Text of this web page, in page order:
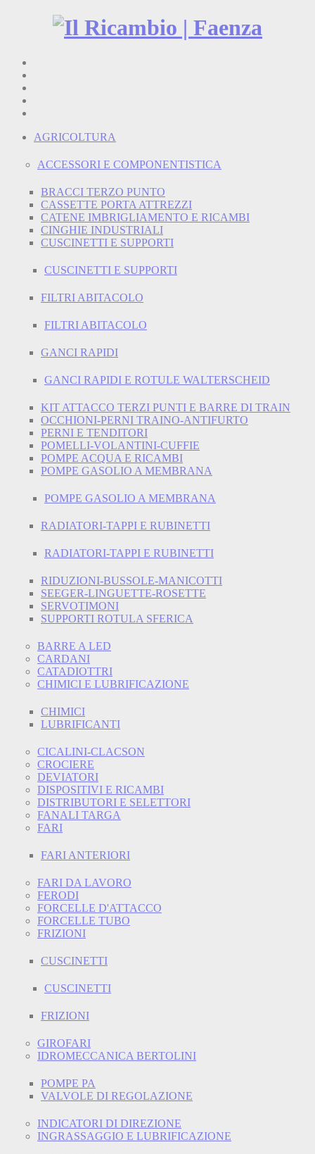
AGRICOLTURA
ACCESSORI E COMPONENTISTICA
BRACCI TERZO PUNTO
CASSETTE PORTA ATTREZZI
CATENE IMBRIGLIAMENTO E RICAMBI
CINGHIE INDUSTRIALI
CUSCINETTI E SUPPORTI
CUSCINETTI E SUPPORTI
FILTRI ABITACOLO
FILTRI ABITACOLO
GANCI RAPIDI
GANCI RAPIDI E ROTULE WALTERSCHEID
KIT ATTACCO TERZI PUNTI E BARRE DI TRAIN
OCCHIONI-PERNI TRAINO-ANTIFURTO
PERNI E TENDITORI
POMELLI-VOLANTINI-CUFFIE
POMPE ACQUA E RICAMBI
POMPE GASOLIO A MEMBRANA
POMPE GASOLIO A MEMBRANA
RADIATORI-TAPPI E RUBINETTI
RADIATORI-TAPPI E RUBINETTI
RIDUZIONI-BUSSOLE-MANICOTTI
SEEGER-LINGUETTE-ROSETTE
SERVOTIMONI
SUPPORTI ROTULA SFERICA
BARRE A LED
CARDANI
CATADIOTTRI
CHIMICI E LUBRIFICAZIONE
CHIMICI
LUBRIFICANTI
CICALINI-CLACSON
CROCIERE
DEVIATORI
DISPOSITIVI E RICAMBI
DISTRIBUTORI E SELETTORI
FANALI TARGA
FARI
FARI ANTERIORI
FARI DA LAVORO
FERODI
FORCELLE D'ATTACCO
FORCELLE TUBO
FRIZIONI
CUSCINETTI
CUSCINETTI
FRIZIONI
GIROFARI
IDROMECCANICA BERTOLINI
POMPE PA
VALVOLE DI REGOLAZIONE
INDICATORI DI DIREZIONE
INGRASSAGGIO E LUBRIFICAZIONE